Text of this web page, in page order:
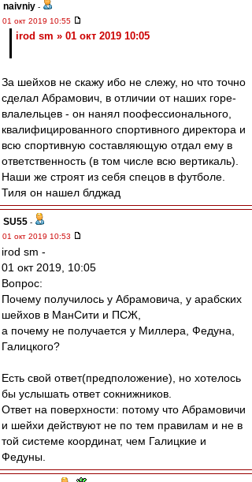
naivniy -
01 окт 2019 10:55
irod sm » 01 окт 2019 10:05
За шейхов не скажу ибо не слежу, но что точно
сделал Абрамович, в отличии от наших горе-
влалельцев - он нанял поофессионального,
квалифицированного спортивного директора и
всю спортивную составляющую отдал ему в
ответственность (в том числе всю вертикаль).
Наши же строят из себя спецов в футболе.
Тиля он нашел блджад
SU55 -
01 окт 2019 10:53
irod sm -
01 окт 2019, 10:05
Вопрос:
Почему получилось у Абрамовича, у арабских
шейхов в МанСити и ПСЖ,
а почему не получается у Миллера, Федуна,
Галицкого?
Есть свой ответ(предположение), но хотелось
бы услышать ответ сокнижников.
Ответ на поверхности: потому что Абрамовичи
и шейхи действуют не по тем правилам и не в
той системе координат, чем Галицкие и
Федуны.